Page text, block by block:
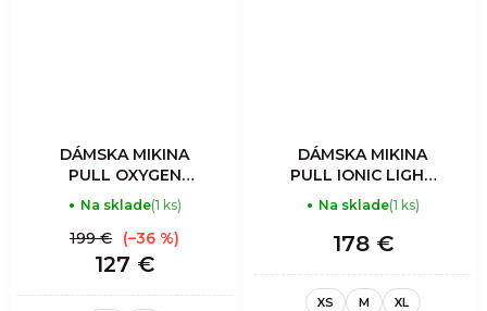
DÁMSKA MIKINA
PULL OXYGEN
LIGHT - ZEBRA
MIX VENTO
Na sklade(1 ks)
127 €
199 € (–36 %)
DÁMSKA MIKINA
PULL IONIC LIGHT
- ASTER-BLUE
Na sklade(1 ks)
178 €
XS M XL